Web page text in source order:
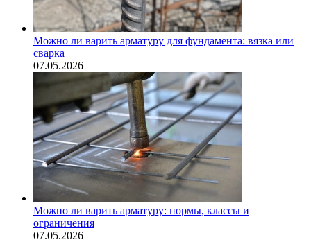
Можно ли варить арматуру для фундамента: вязка или
сварка
07.05.2026
Можно ли варить арматуру: нормы, классы и
ограничения
07.05.2026